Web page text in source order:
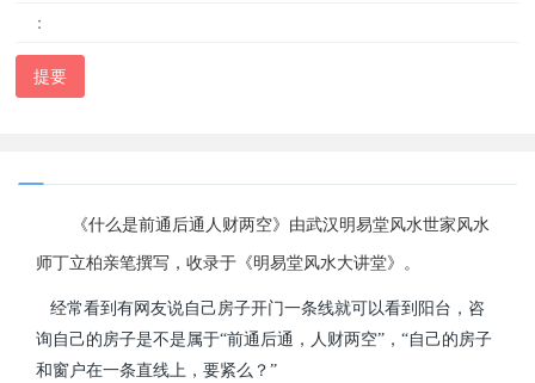
：
提要
《什么是前通后通人财两空》由武汉明易堂风水世家风水
师丁立柏亲笔撰写，收录于《明易堂风水大讲堂》。
经常看到有网友说自己房子开门一条线就可以看到阳台，咨
询自己的房子是不是属于“前通后通，人财两空”，“自己的房子
和窗户在一条直线上，要紧么？”